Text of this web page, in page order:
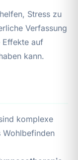
Stress zu
Verfassung
Effekte auf
kann.
komplexe
Wohlbefinden